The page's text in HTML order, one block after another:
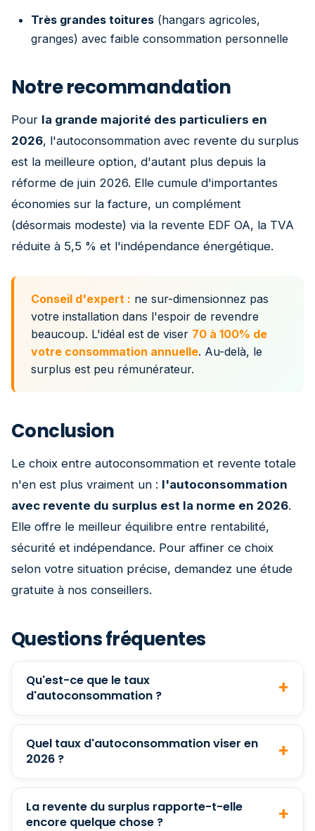
Très grandes toitures (hangars agricoles,
granges) avec faible consommation personnelle
Notre recommandation
Pour la grande majorité des particuliers en
2026, l'autoconsommation avec revente du surplus
est la meilleure option, d'autant plus depuis la
réforme de juin 2026. Elle cumule d'importantes
économies sur la facture, un complément
(désormais modeste) via la revente EDF OA, la TVA
réduite à 5,5 % et l'indépendance énergétique.
Conseil d'expert : ne sur-dimensionnez pas
votre installation dans l'espoir de revendre
beaucoup. L'idéal est de viser 70 à 100% de
votre consommation annuelle. Au-delà, le
surplus est peu rémunérateur.
Conclusion
Le choix entre autoconsommation et revente totale
n'en est plus vraiment un : l'autoconsommation
avec revente du surplus est la norme en 2026.
Elle offre le meilleur équilibre entre rentabilité,
sécurité et indépendance. Pour affiner ce choix
selon votre situation précise, demandez une étude
gratuite à nos conseillers.
Questions fréquentes
Qu'est-ce que le taux
d'autoconsommation ?
Quel taux d'autoconsommation viser en
2026 ?
La revente du surplus rapporte-t-elle
encore quelque chose ?